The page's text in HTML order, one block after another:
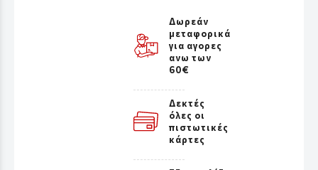
Δωρεάν
μεταφορικά
για αγορες
ανω των
60€
Δεκτές
όλες οι
πιστωτικές
κάρτες